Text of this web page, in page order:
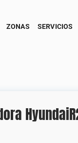
ZONAS SERVICIOS